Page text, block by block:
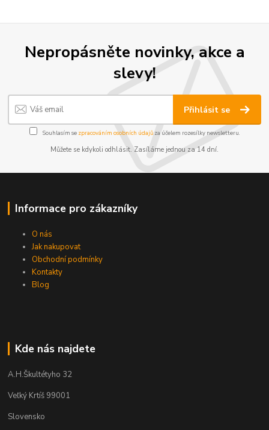
Nepropásněte novinky, akce a
slevy!
Přihlásit se
Souhlasím se zpracováním osobních údajůza účelem rozesílky newsletteru.
Můžete se kdykoli odhlásit. Zasíláme jednou za 14 dní.
Informace pro zákazníky
O nás
Jak nakupovat
Obchodní podmínky
Kontakty
Blog
Kde nás najdete
A.H.Škultétyho 32
Veľký Krtíš 99001
Slovensko